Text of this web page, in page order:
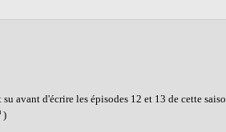
avant d'écrire les épisodes 12 et 13 de cette
)